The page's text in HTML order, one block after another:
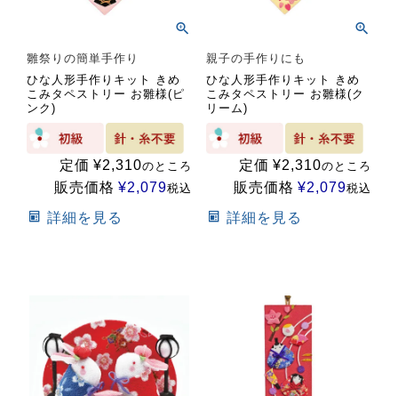
雛祭りの簡単手作り
ひな人形手作りキット きめ
こみタペストリー お雛様(ピ
ンク)
定価 ¥2,310のところ
販売価格 ¥2,079税込
詳細を見る
親子の手作りにも
ひな人形手作りキット きめ
こみタペストリー お雛様(ク
リーム)
定価 ¥2,310のところ
販売価格 ¥2,079税込
詳細を見る